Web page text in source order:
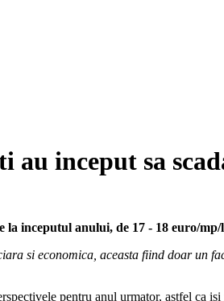
inceput sa
la inceputul anului, de 17 - 18 euro/
si economica, aceasta fiind doar un
pentru anul urmator, astfel ca